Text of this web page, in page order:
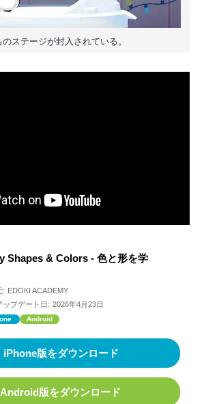
ステージが封入されている。
Shapes & Colors - 色と形を学
: EDOKI ACADEMY
ップデート日: 2026年4月23日
Android
iPhone版をダウンロード
Android版をダウンロード